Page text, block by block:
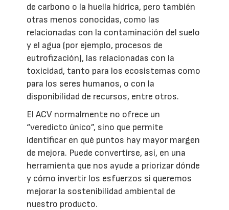
de carbono o la huella hídrica, pero también
otras menos conocidas, como las
relacionadas con la contaminación del suelo
y el agua (por ejemplo, procesos de
eutrofización), las relacionadas con la
toxicidad, tanto para los ecosistemas como
para los seres humanos, o con la
disponibilidad de recursos, entre otros.
El ACV normalmente no ofrece un
“veredicto único”, sino que permite
identificar en qué puntos hay mayor margen
de mejora. Puede convertirse, así, en una
herramienta que nos ayude a priorizar dónde
y cómo invertir los esfuerzos si queremos
mejorar la sostenibilidad ambiental de
nuestro producto.